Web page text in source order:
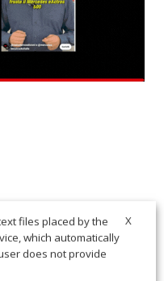
X
files placed by the
which automatically
does not provide